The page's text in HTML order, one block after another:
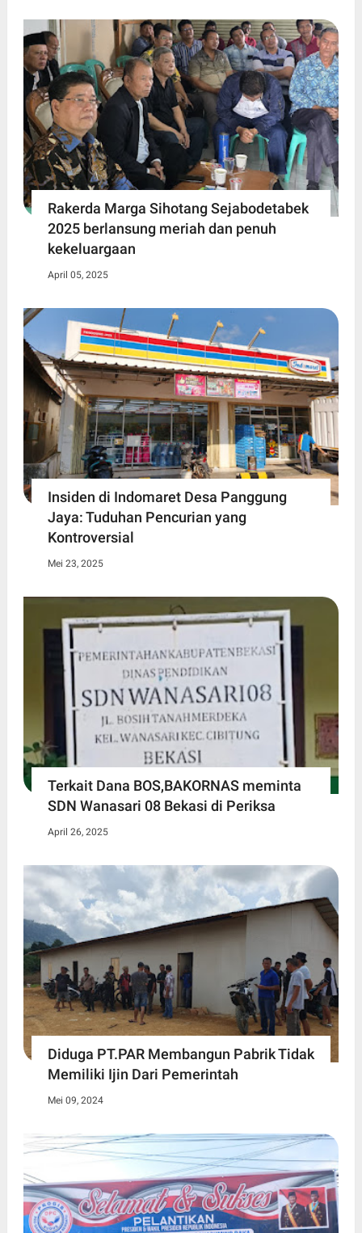
Rakerda Marga Sihotang Sejabodetabek
2025 berlansung meriah dan penuh
kekeluargaan
April 05, 2025
Insiden di Indomaret Desa Panggung
Jaya: Tuduhan Pencurian yang
Kontroversial
Mei 23, 2025
Terkait Dana BOS,BAKORNAS meminta
SDN Wanasari 08 Bekasi di Periksa
April 26, 2025
Diduga PT.PAR Membangun Pabrik Tidak
Memiliki Ijin Dari Pemerintah
Mei 09, 2024